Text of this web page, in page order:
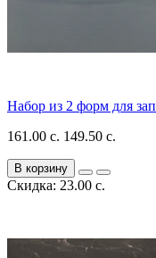
Набор из 2 форм для
161.00 с. 149.50 с.
В корзину
Скидка: 23.00 с.